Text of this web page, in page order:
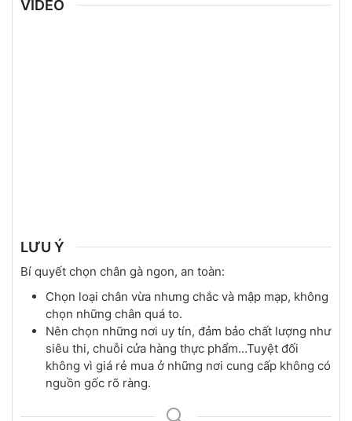
VIDEO
LƯU Ý
Bí quyết chọn chân gà ngon, an toàn:
Chọn loại chân vừa nhưng chắc và mập mạp, không
chọn những chân quá to.
Nên chọn những nơi uy tín, đảm bảo chất lượng như
siêu thi, chuỗi cửa hàng thực phẩm…Tuyệt đối
không vì giá rẻ mua ở những nơi cung cấp không có
nguồn gốc rõ ràng.